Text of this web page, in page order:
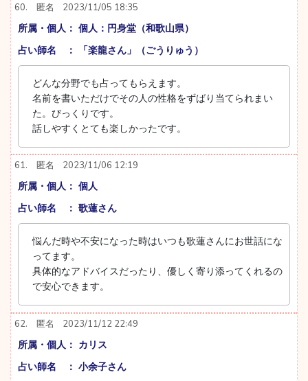
60. 匿名 2023/11/05 18:35
所属・個人： 個人：円身堂（和歌山県）
占い師名 ： 「楽龍さん」（ごうりゅう）
どんな分野でも占ってもらえます。
名前を書いただけでその人の性格をずばり当てられまい
た。びっくりです。
話しやすくとても楽しかったです。
61. 匿名 2023/11/06 12:19
所属・個人： 個人
占い師名 ： 歌蓮さん
悩んだ時や不安になった時はいつも歌蓮さんにお世話にな
ってます。
具体的なアドバイスだったり、優しく寄り添ってくれるの
で安心できます。
62. 匿名 2023/11/12 22:49
所属・個人： カリス
占い師名 ： 小余子さん